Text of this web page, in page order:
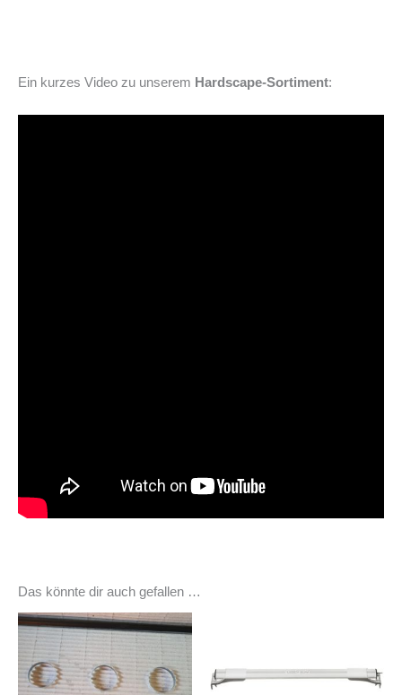
Ein kurzes Video zu unserem Hardscape-Sortiment:
Das könnte dir auch gefallen …